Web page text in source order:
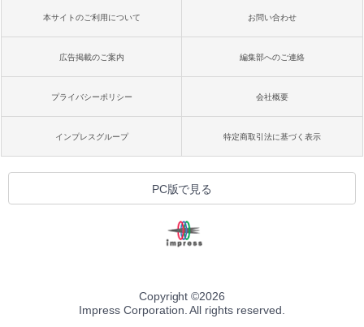
本サイトのご利用について お問い合わせ
広告掲載のご案内 編集部へのご連絡
プライバシーポリシー 会社概要
インプレスグループ 特定商取引法に基づく表示
PC版で見る
Copyright ©2026
Impress Corporation. All rights reserved.